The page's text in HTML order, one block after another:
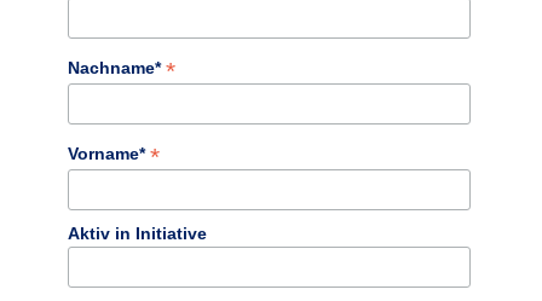
Nachname**
Vorname**
Aktiv in Initiative